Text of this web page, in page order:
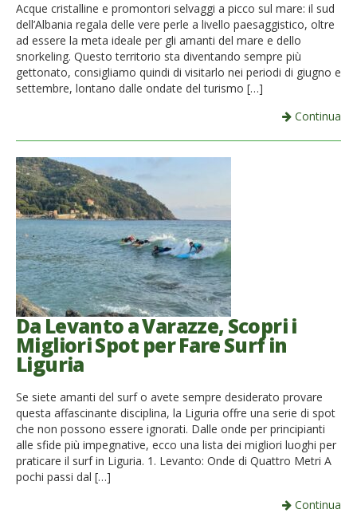
Acque cristalline e promontori selvaggi a picco sul mare: il sud
dell’Albania regala delle vere perle a livello paesaggistico, oltre
ad essere la meta ideale per gli amanti del mare e dello
snorkeling. Questo territorio sta diventando sempre più
gettonato, consigliamo quindi di visitarlo nei periodi di giugno e
settembre, lontano dalle ondate del turismo […]
Continua
Da Levanto a Varazze, Scopri i
Migliori Spot per Fare Surf in
Liguria
Se siete amanti del surf o avete sempre desiderato provare
questa affascinante disciplina, la Liguria offre una serie di spot
che non possono essere ignorati. Dalle onde per principianti
alle sfide più impegnative, ecco una lista dei migliori luoghi per
praticare il surf in Liguria. 1. Levanto: Onde di Quattro Metri A
pochi passi dal […]
Continua